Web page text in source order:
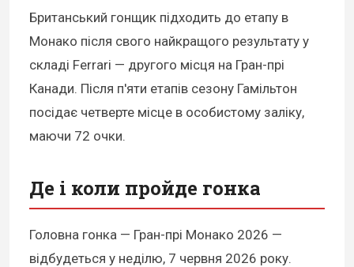
Британський гонщик підходить до етапу в
Монако після свого найкращого результату у
складі Ferrari — другого місця на Гран-прі
Канади. Після п'яти етапів сезону Гамільтон
посідає четверте місце в особистому заліку,
маючи 72 очки.
Де і коли пройде гонка
Головна гонка — Гран-прі Монако 2026 —
відбудеться у неділю, 7 червня 2026 року.